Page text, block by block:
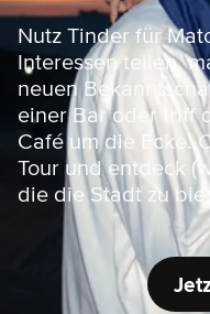
t
e
Nutz Tinder für
Interessen teilen,
neuen
einer Bar oder triff
Café um die Ecke.
Tour und entdeck
die die Stadt zu